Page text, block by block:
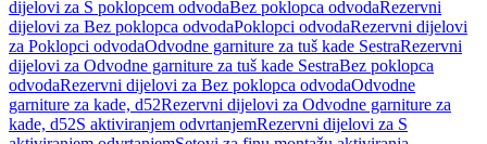
dijelovi za S poklopcem odvodaBez poklopca odvodaRezervni
dijelovi za Bez poklopca odvodaPoklopci odvodaRezervni dijelovi
za Poklopci odvodaOdvodne garniture za tuš kade SestraRezervni
dijelovi za Odvodne garniture za tuš kade SestraBez poklopca
odvodaRezervni dijelovi za Bez poklopca odvodaOdvodne
garniture za kade, d52Rezervni dijelovi za Odvodne garniture za
kade, d52S aktiviranjem odvrtanjemRezervni dijelovi za S